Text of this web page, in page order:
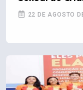
22 DE AGOSTO